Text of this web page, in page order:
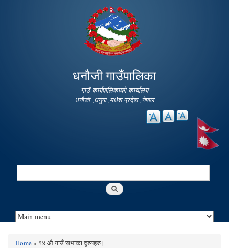
main
content
धनौजी गाउँपालिका
गाउँ कार्यपालिकाको कार्यालय
धनौजी ,धनुषा ,मधेश प्रदेश ,नेपाल
Search
Home» १४ औ गाउँ सभाका दृश्यहरु |